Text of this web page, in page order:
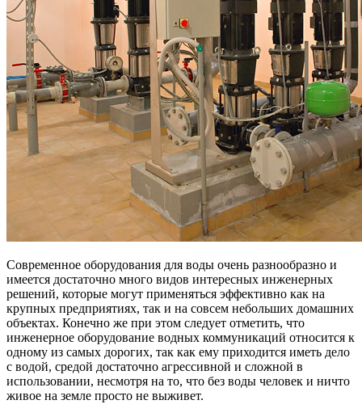
Современное оборудования для воды очень разнообразно и
имеется достаточно много видов интересных инженерных
решений, которые могут применяться эффективно как на
крупных предприятиях, так и на совсем небольших домашних
объектах. Конечно же при этом следует отметить, что
инженерное оборудование водных коммуникаций относится к
одному из самых дорогих, так как ему приходится иметь дело
с водой, средой достаточно агрессивной и сложной в
использовании, несмотря на то, что без воды человек и ничто
живое на земле просто не выживет.